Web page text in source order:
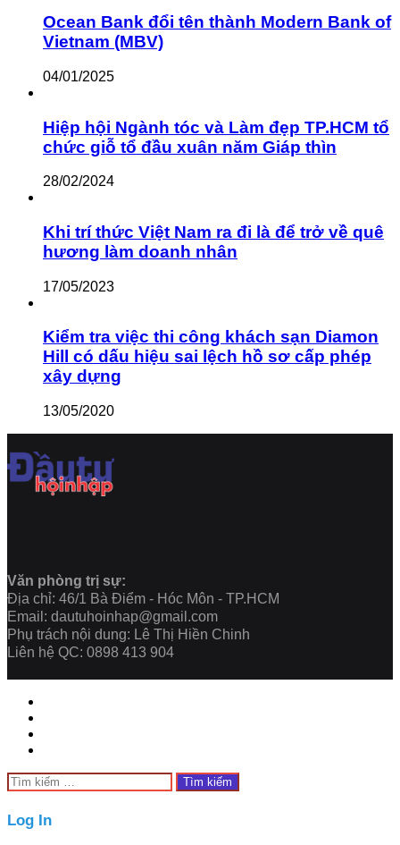
Ocean Bank đổi tên thành Modern Bank of
Vietnam (MBV)
04/01/2025
Hiệp hội Ngành tóc và Làm đẹp TP.HCM tổ
chức giỗ tổ đầu xuân năm Giáp thìn
28/02/2024
Khi trí thức Việt Nam ra đi là để trở về quê
hương làm doanh nhân
17/05/2023
Kiểm tra việc thi công khách sạn Diamon
Hill có dấu hiệu sai lệch hồ sơ cấp phép
xây dựng
13/05/2020
Văn phòng trị sự:
Địa chỉ: 46/1 Bà Điểm - Hóc Môn - TP.HCM
Email: dautuhoinhap@gmail.com
Phụ trách nội dung: Lê Thị Hiền Chinh
Liên hệ QC: 0898 413 904
Close
Tìm
kiếm
cho:
Close
Log In